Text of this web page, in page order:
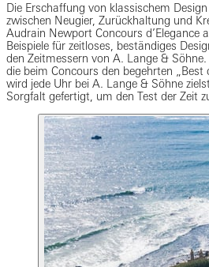
Die Erschaffung von klassischem
zwischen Neugier, Zurückhaltung und
Audrain Newport Concours d’Elegance
Beispiele für zeitloses, beständiges
den Zeitmessern von A. Lange &
die beim Concours den begehrten „Best
wird jede Uhr bei A. Lange & Söhne
Sorgfalt gefertigt, um den Test der Zeit